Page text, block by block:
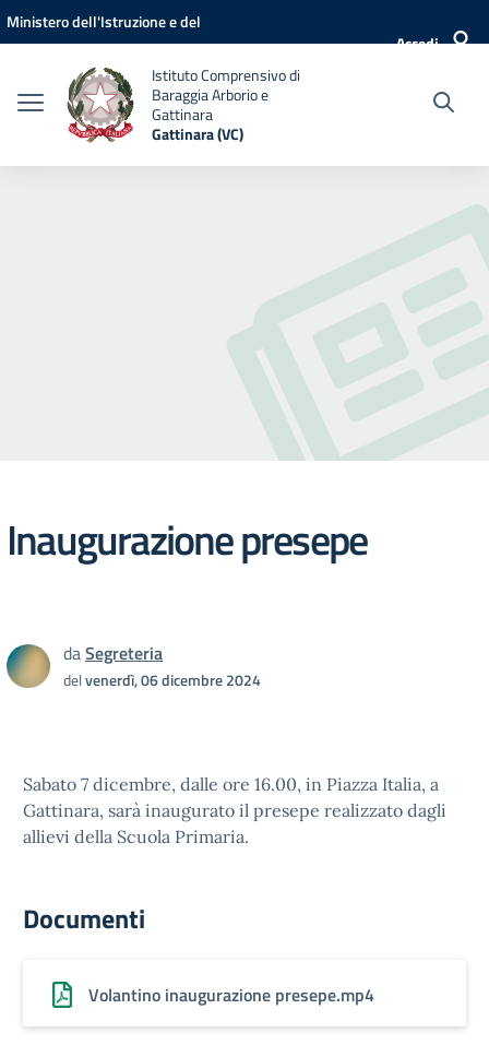
Vai ai contenuti
Vai al menu di navigazione
Vai al footer
Ministero dell'Istruzione e del
Accedi
Istituto Comprensivo di
Baraggia Arborio e
Gattinara
Gattinara (VC)
Inaugurazione presepe
daSegreteria
delvenerdì, 06 dicembre 2024
Sabato 7 dicembre, dalle ore 16.00, in Piazza Italia, a
Gattinara, sarà inaugurato il presepe realizzato dagli
allievi della Scuola Primaria.
Documenti
Volantino inaugurazione presepe.mp4